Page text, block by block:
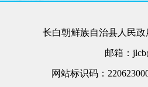
长白朝鲜族自治县人民
邮箱：
网站标识码：